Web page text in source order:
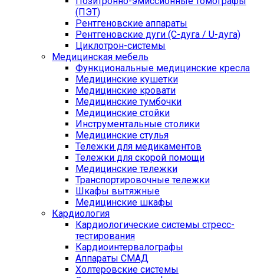
(ПЭТ)
Рентгеновские аппараты
Рентгеновские дуги (С-дуга / U-дуга)
Циклотрон-системы
Медицинская мебель
Функциональные медицинские кресла
Медицинские кушетки
Медицинские кровати
Медицинские тумбочки
Медицинские стойки
Инструментальные столики
Медицинские стулья
Тележки для медикаментов
Тележки для скорой помощи
Медицинские тележки
Транспортировочные тележки
Шкафы вытяжные
Медицинские шкафы
Кардиология
Кардиологические системы стресс-
тестирования
Кардиоинтервалографы
Аппараты СМАД
Холтеровские системы